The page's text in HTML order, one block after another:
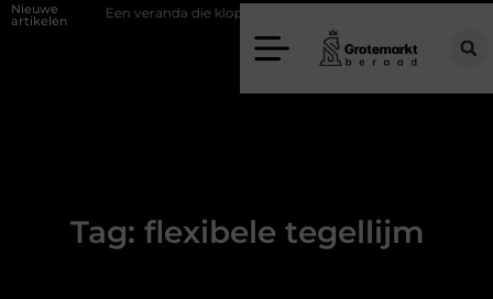
Nieuwe
artikelen Een veranda die klopt begint bij slimme keuzes
Tag: flexibele tegellijm